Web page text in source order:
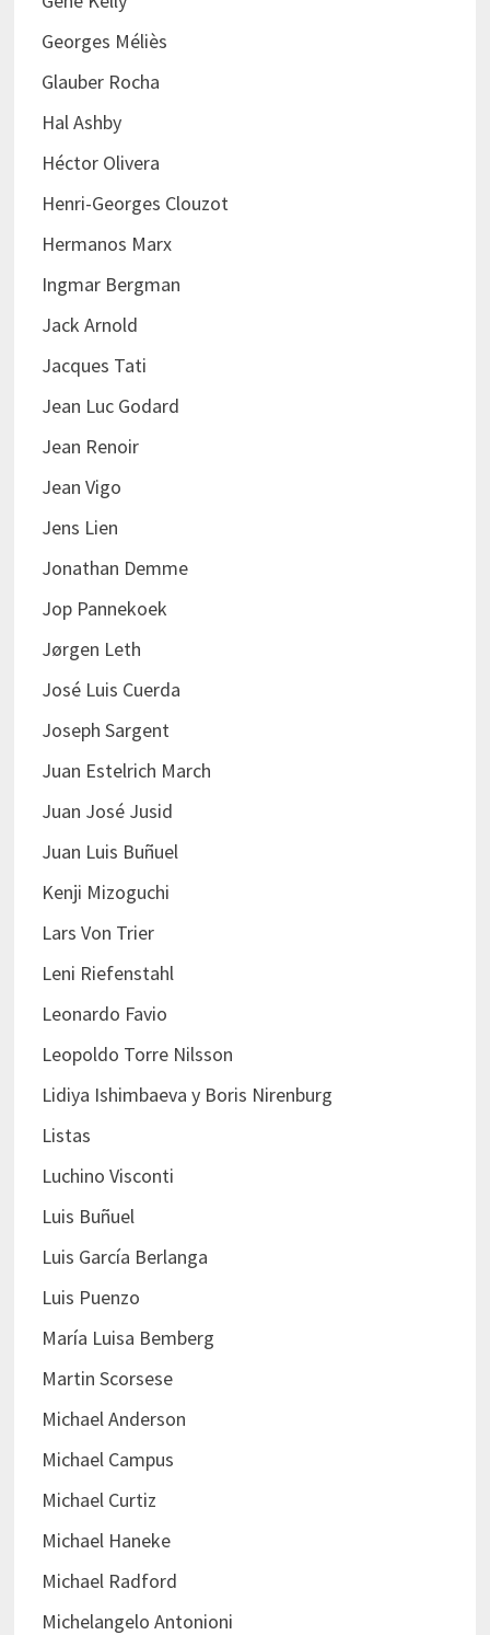
Georges Méliès
Glauber Rocha
Hal Ashby
Héctor Olivera
Henri-Georges Clouzot
Hermanos Marx
Ingmar Bergman
Jack Arnold
Jacques Tati
Jean Luc Godard
Jean Renoir
Jean Vigo
Jens Lien
Jonathan Demme
Jop Pannekoek
Jørgen Leth
José Luis Cuerda
Joseph Sargent
Juan Estelrich March
Juan José Jusid
Juan Luis Buñuel
Kenji Mizoguchi
Lars Von Trier
Leni Riefenstahl
Leonardo Favio
Leopoldo Torre Nilsson
Lidiya Ishimbaeva y Boris Nirenburg
Listas
Luchino Visconti
Luis Buñuel
Luis García Berlanga
Luis Puenzo
María Luisa Bemberg
Martin Scorsese
Michael Anderson
Michael Campus
Michael Curtiz
Michael Haneke
Michael Radford
Michelangelo Antonioni